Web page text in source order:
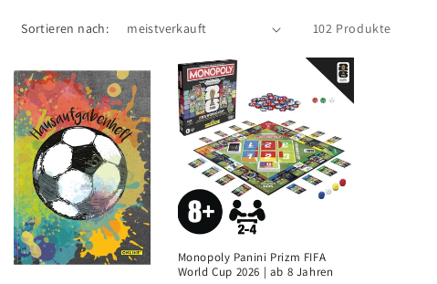
Sortieren nach: 102 Produkte
Monopoly Panini Prizm FIFA
World Cup 2026 | ab 8 Jahren